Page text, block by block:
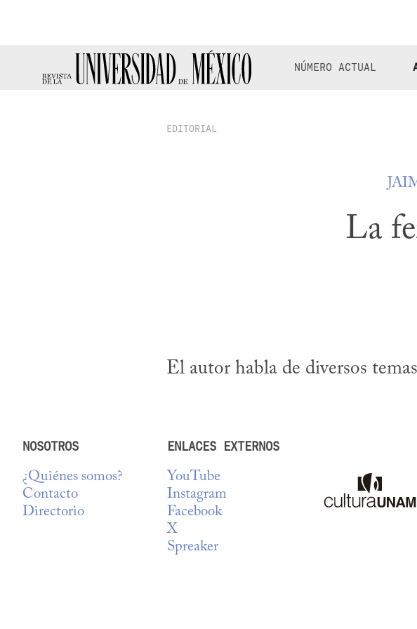
NÚMERO ACTUAL
EDITORIAL
La
El autor habla de diversos
NOSOTROS
¿Quiénes somos?
Contacto
Directorio
ENLACES EXTERNOS
YouTube
Instagram
Facebook
X
Spreaker